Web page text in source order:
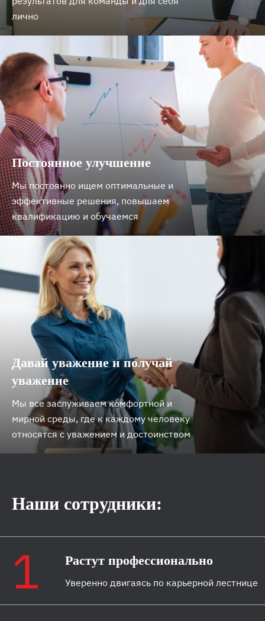
лично
Постоянное улучшение
Мы постоянно ищем оптимальные и
эффективные решения, повышаем
квалификацию и обучаемся
Давай уважение и получай
уважение
Мы все заслуживаем комфортной и
мирной среды, где к каждому человеку
относятся с уважением и достоинством
Наши сотрудники:
1 Растут профессионально
Уверенно двигаясь по карьерной лестнице